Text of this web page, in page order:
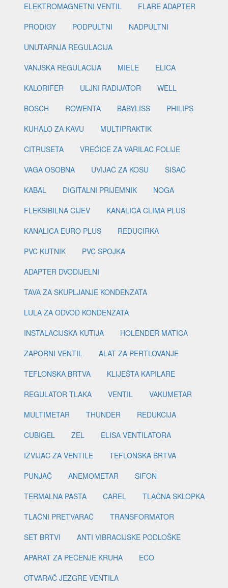
ELEKTROMAGNETNI VENTIL
FLARE ADAPTER
PRODIGY
PODPULTNI
NADPULTNI
UNUTARNJA REGULACIJA
VANJSKA REGULACIJA
MIELE
ELICA
KALORIFER
ULJNI RADIJATOR
WELL
BOSCH
ROWENTA BABYLISS
PHILIPS
KUHALO ZA KAVU
MULTIPRAKTIK
CITRUSETA
VREĆICE ZA VARILAC FOLIJE
VAGA OSOBNA
UVIJAČ ZA KOSU
ŠIŠAČ
KABAL
DIGITALNI PRIJEMNIK
NOGA
FLEKSIBILNA CIJEV
KANALICA CLIMA PLUS
KANALICA EURO PLUS
REDUCIRKA
PVC KUTNIK
PVC SPOJKA
ADAPTER DVODIJELNI
TAVA ZA SKUPLJANJE KONDENZATA
LULA ZA ODVOD KONDENZATA
INSTALACIJSKA KUTIJA
HOLENDER MATICA
ZAPORNI VENTIL
ALAT ZA PERTLOVANJE
TEFLONSKA BRTVA
KLIJEŠTA KAPILARE
REGULATOR TLAKA
VENTIL
VAKUMETAR
MULTIMETAR
THUNDER
REDUKCIJA
CUBIGEL
ZEL
ELISA VENTILATORA
IZVIJAČ ZA VENTILE
TEFLONSKA BRTVA
PUNJAČ
ANEMOMETAR
SIFON
TERMALNA PASTA
CAREL
TLAČNA SKLOPKA
TLAČNI PRETVARAČ
TRANSFORMATOR
SET BRTVI
ANTI VIBRACIJSKE PODLOŠKE
APARAT ZA PEČENJE KRUHA
ECO
OTVARAČ JEZGRE VENTILA